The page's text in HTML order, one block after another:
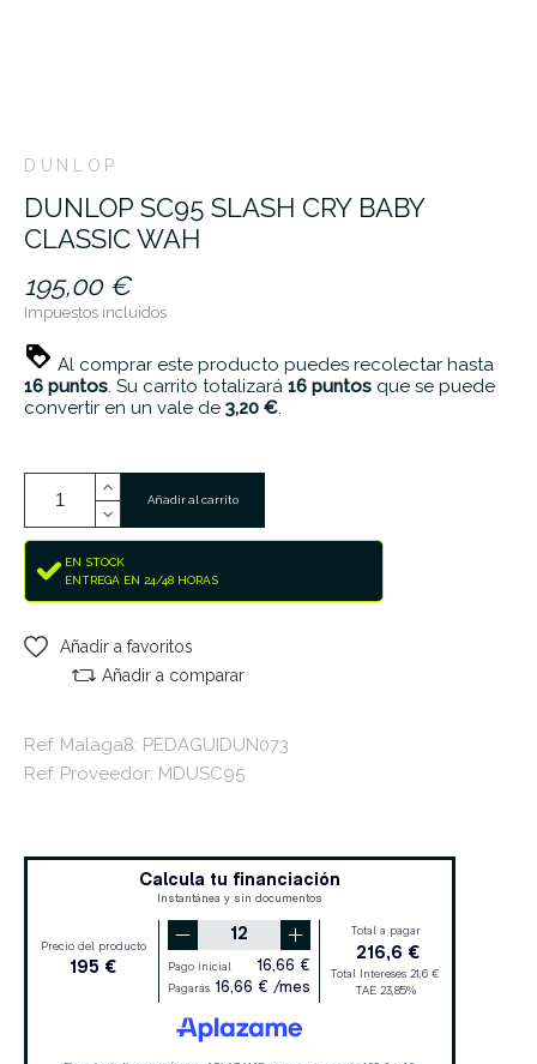
DUNLOP
DUNLOP SC95 SLASH CRY BABY
CLASSIC WAH
195,00 €
Impuestos incluidos
Al comprar este producto puedes recolectar hasta
16 puntos. Su carrito totalizará 16 puntos que se puede
convertir en un vale de 3,20 €.
Añadir al carrito
EN STOCK
ENTREGA EN 24/48 HORAS
Añadir a favoritos
Añadir a comparar
Ref. Malaga8: PEDAGUIDUN073
Ref. Proveedor: MDUSC95